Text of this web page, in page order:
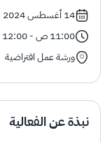
الإقرار الضريبي
14 أغسطس 2024 - 14 أغسطس 2024
11:00 ص - 12:00 م
ورشة عمل افتراضية
نبذة عن الفعالية